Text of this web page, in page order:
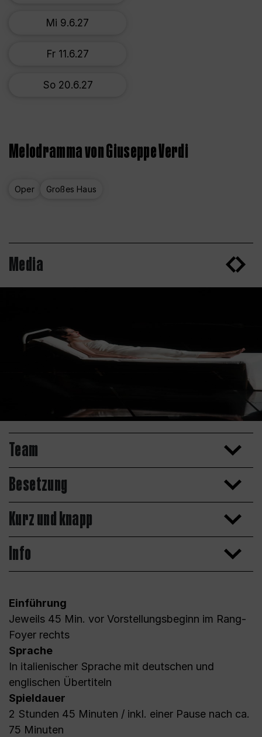
Mi 9.6.27
Fr 11.6.27
So 20.6.27
Melodramma von Giuseppe Verdi
Oper Großes Haus
Media
Team
Besetzung
Kurz und knapp
Info
Einführung
Jeweils 45 Min. vor Vorstellungsbeginn im Rang-
Foyer rechts
Sprache
In italienischer Sprache mit deutschen und
englischen Übertiteln
Spieldauer
2 Stunden 45 Minuten / inkl. einer Pause nach ca.
75 Minuten